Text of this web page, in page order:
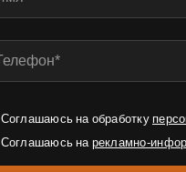
Соглашаюсь на обработку
Соглашаюсь на рекламно-